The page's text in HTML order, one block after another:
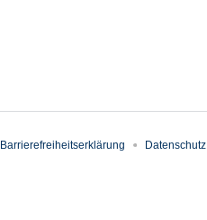
Barrierefreiheitserklärung Datenschutz